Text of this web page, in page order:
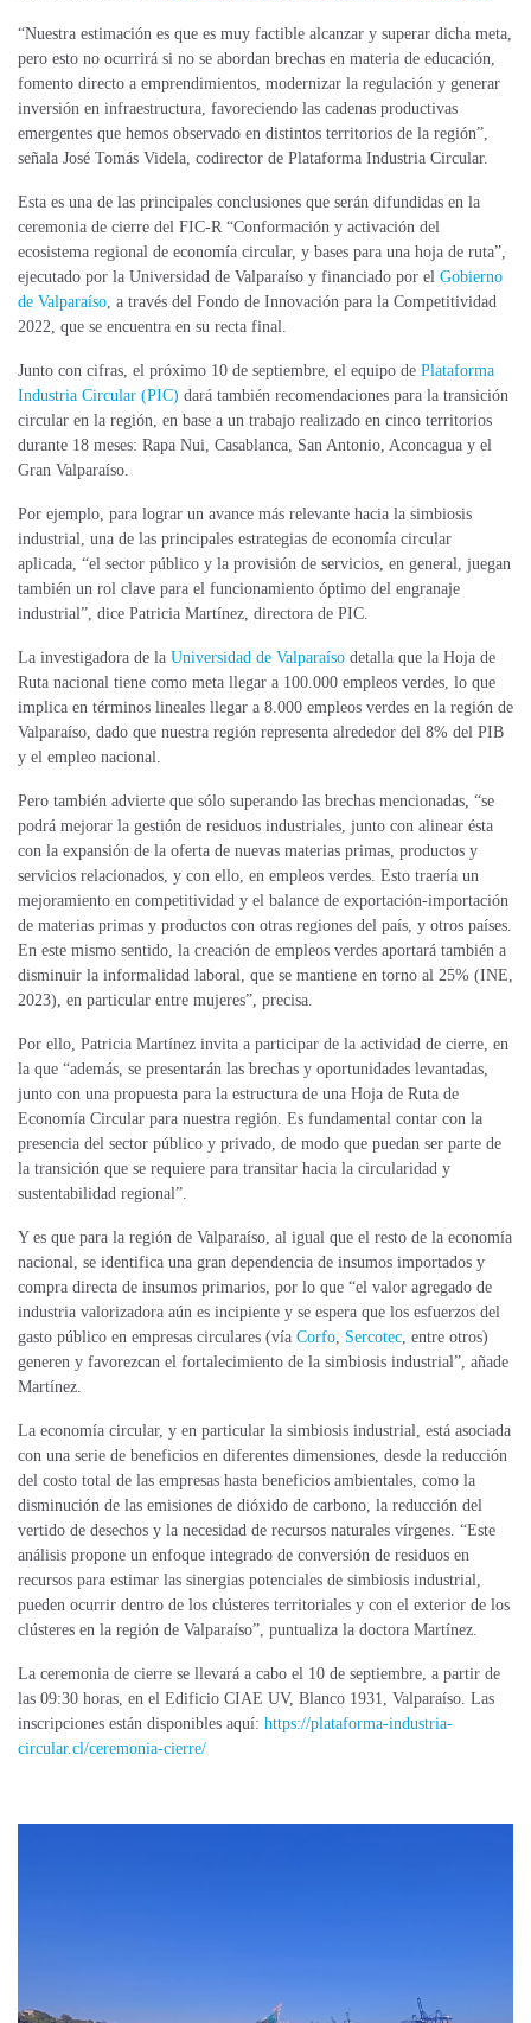
“Nuestra estimación es que es muy factible alcanzar y superar dicha meta,
pero esto no ocurrirá si no se abordan brechas en materia de educación,
fomento directo a emprendimientos, modernizar la regulación y generar
inversión en infraestructura, favoreciendo las cadenas productivas
emergentes que hemos observado en distintos territorios de la región”,
señala José Tomás Videla, codirector de Plataforma Industria Circular.
Esta es una de las principales conclusiones que serán difundidas en la
ceremonia de cierre del FIC-R “Conformación y activación del
ecosistema regional de economía circular, y bases para una hoja de ruta”,
ejecutado por la Universidad de Valparaíso y financiado por el Gobierno
de Valparaíso , a través del Fondo de Innovación para la Competitividad
2022, que se encuentra en su recta final.
Junto con cifras, el próximo 10 de septiembre, el equipo de Plataforma
Industria Circular (PIC) dará también recomendaciones para la transición
circular en la región, en base a un trabajo realizado en cinco territorios
durante 18 meses: Rapa Nui, Casablanca, San Antonio, Aconcagua y el
Gran Valparaíso.
Por ejemplo, para lograr un avance más relevante hacia la simbiosis
industrial, una de las principales estrategias de economía circular
aplicada, “el sector público y la provisión de servicios, en general, juegan
también un rol clave para el funcionamiento óptimo del engranaje
industrial”, dice Patricia Martínez, directora de PIC.
La investigadora de la Universidad de Valparaíso detalla que la Hoja de
Ruta nacional tiene como meta llegar a 100.000 empleos verdes, lo que
implica en términos lineales llegar a 8.000 empleos verdes en la región de
Valparaíso, dado que nuestra región representa alrededor del 8% del PIB
y el empleo nacional.
Pero también advierte que sólo superando las brechas mencionadas, “se
podrá mejorar la gestión de residuos industriales, junto con alinear ésta
con la expansión de la oferta de nuevas materias primas, productos y
servicios relacionados, y con ello, en empleos verdes. Esto traería un
mejoramiento en competitividad y el balance de exportación-importación
de materias primas y productos con otras regiones del país, y otros países.
En este mismo sentido, la creación de empleos verdes aportará también a
disminuir la informalidad laboral, que se mantiene en torno al 25% (INE,
2023), en particular entre mujeres”, precisa.
Por ello, Patricia Martínez invita a participar de la actividad de cierre, en
la que “además, se presentarán las brechas y oportunidades levantadas,
junto con una propuesta para la estructura de una Hoja de Ruta de
Economía Circular para nuestra región. Es fundamental contar con la
presencia del sector público y privado, de modo que puedan ser parte de
la transición que se requiere para transitar hacia la circularidad y
sustentabilidad regional”.
Y es que para la región de Valparaíso, al igual que el resto de la economía
nacional, se identifica una gran dependencia de insumos importados y
compra directa de insumos primarios, por lo que “el valor agregado de
industria valorizadora aún es incipiente y se espera que los esfuerzos del
gasto público en empresas circulares (vía Corfo Sercotec , entre otros)
generen y favorezcan el fortalecimiento de la simbiosis industrial”, añade
Martínez.
La economía circular, y en particular la simbiosis industrial, está asociada
con una serie de beneficios en diferentes dimensiones, desde la reducción
del costo total de las empresas hasta beneficios ambientales, como la
disminución de las emisiones de dióxido de carbono, la reducción del
vertido de desechos y la necesidad de recursos naturales vírgenes. “Este
análisis propone un enfoque integrado de conversión de residuos en
recursos para estimar las sinergias potenciales de simbiosis industrial,
pueden ocurrir dentro de los clústeres territoriales y con el exterior de los
clústeres en la región de Valparaíso”, puntualiza la doctora Martínez.
La ceremonia de cierre se llevará a cabo el 10 de septiembre, a partir de
las 09:30 horas, en el Edificio CIAE UV, Blanco 1931, Valparaíso. Las
inscripciones están disponibles aquí: https://plataforma-industria-
circular.cl/ceremonia-cierre/